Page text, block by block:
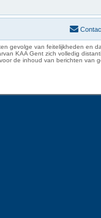
gevolge van feitelijkheden en
KAA Gent zich volledig
de inhoud van berichten van